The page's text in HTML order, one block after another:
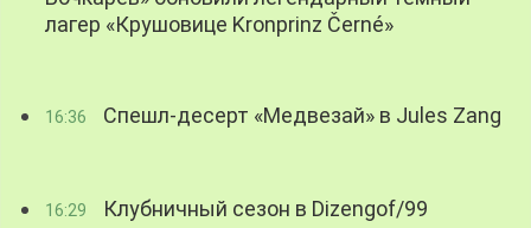
лагер «Крушовице Kronprinz Černé»
16:36 Спешл-десерт «Медвезай» в Jules Zang
16:29 Клубничный сезон в Dizengof/99